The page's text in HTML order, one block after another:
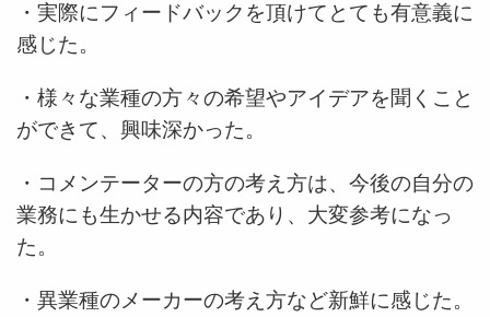
・実際にフィードバックを頂けてとても有意義に
感じた。
・様々な業種の方々の希望やアイデアを聞くこと
ができて、興味深かった。
・コメンテーターの方の考え方は、今後の自分の
業務にも生かせる内容であり、大変参考になっ
た。
・異業種のメーカーの考え方など新鮮に感じた。